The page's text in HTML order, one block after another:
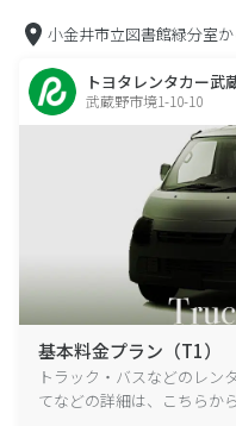
小金井市立図書館緑分室か
トヨタレンタカー武
武蔵野市境1-10-10
基本料金プラン（T1）
トラック・バスなどのレン
てなどの詳細は、こちらか